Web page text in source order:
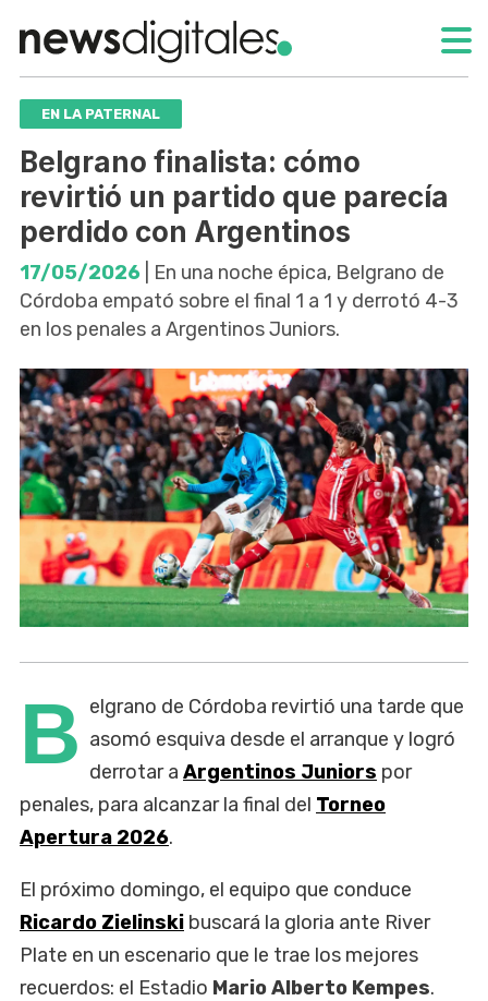
EN LA PATERNAL
Belgrano finalista: cómo
revirtió un partido que parecía
perdido con Argentinos
17/05/2026 | En una noche épica, Belgrano de
Córdoba empató sobre el final 1 a 1 y derrotó 4-3
en los penales a Argentinos Juniors.
B elgrano de Córdoba revirtió una tarde que
asomó esquiva desde el arranque y logró
derrotar a Argentinos Juniors por
penales, para alcanzar la final del Torneo
Apertura 2026.
El próximo domingo, el equipo que conduce
Ricardo Zielinski buscará la gloria ante River
Plate en un escenario que le trae los mejores
recuerdos: el Estadio Mario Alberto Kempes.